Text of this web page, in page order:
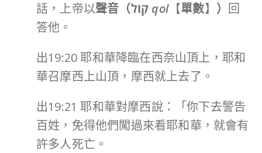
話，上帝以聲音（קֽוֹל qol 【單數】 ） 回
答他。
出19:20 耶和華降臨在西奈山頂上，耶和
華召摩西上山頂，摩西就上去了。
出19:21 耶和華對摩西說：「你下去警告
百姓，免得他們闖過來看耶和華，就會有
許多人死亡。